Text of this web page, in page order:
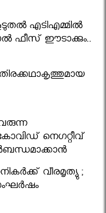
എടിഎമ്മിൽ
ഫീസ് ഈടാക്കും..
നെഗറ്റീവ്
വീരമൃത്യു ;